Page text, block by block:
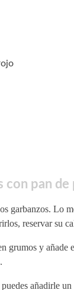
con pan de
garbanzos. Lo
reservar su
grumos y añade
añadirle